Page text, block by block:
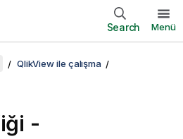
Search Menü
QlikView ile çalışma
-